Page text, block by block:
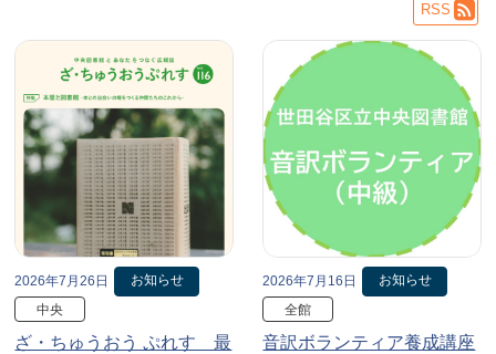
2026年7月26日
お知らせ
中央
ざ・ちゅうおう ぷれす 最
2026年7月16日
お知らせ
全館
音訳ボランティア養成講座
RSS